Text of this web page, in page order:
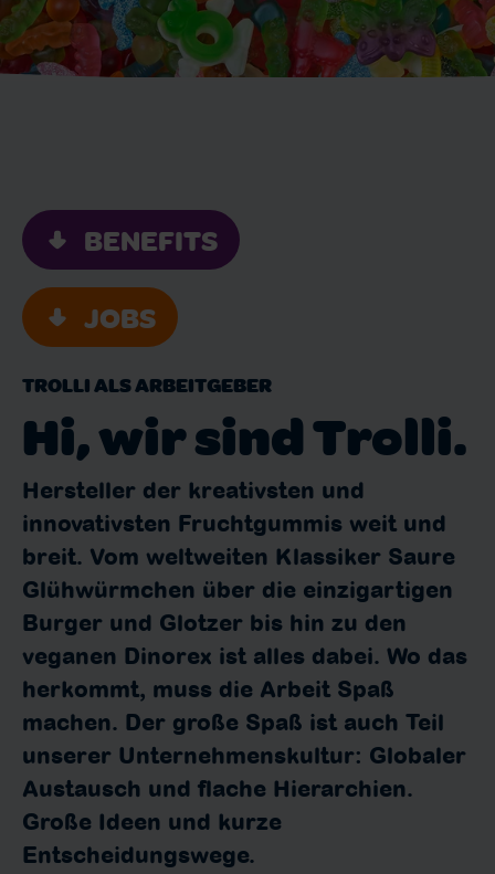
BENEFITS
JOBS
TROLLI ALS ARBEITGEBER
Hi, wir sind Trolli.
Hersteller der kreativsten und
innovativsten Fruchtgummis weit und
breit. Vom weltweiten Klassiker Saure
Glühwürmchen über die einzigartigen
Burger und Glotzer bis hin zu den
veganen Dinorex ist alles dabei. Wo das
herkommt, muss die Arbeit Spaß
machen. Der große Spaß ist auch Teil
unserer Unternehmenskultur: Globaler
Austausch und flache Hierarchien.
Große Ideen und kurze
Entscheidungswege.